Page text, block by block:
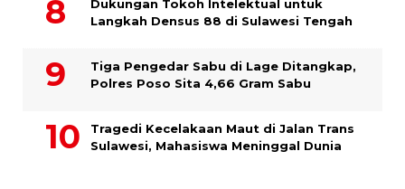
Dukungan Tokoh Intelektual untuk
Langkah Densus 88 di Sulawesi Tengah
Tiga Pengedar Sabu di Lage Ditangkap,
Polres Poso Sita 4,66 Gram Sabu
Tragedi Kecelakaan Maut di Jalan Trans
Sulawesi, Mahasiswa Meninggal Dunia